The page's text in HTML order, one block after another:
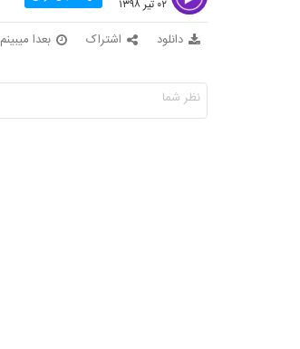
۰۲ تیر ۱۳۹۸
دانلود اشتراک بعدا میبینم